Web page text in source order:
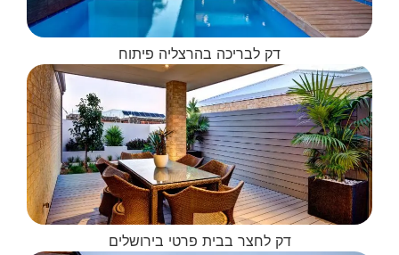
דק לבריכה בהרצליה פיתוח
דק לחצר בבית פרטי בירושלים